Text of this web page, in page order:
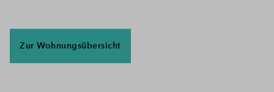
Zur Wohnungsübersicht